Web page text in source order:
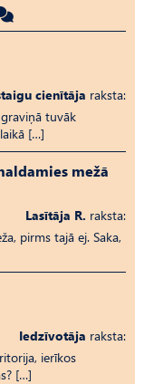
cienītāja raksta:
tuvāk
[…]
mežā
Lasītāja R. raksta:
pirms tajā ej. Saka,
Iedzīvotāja raksta:
ierīkos
[…]